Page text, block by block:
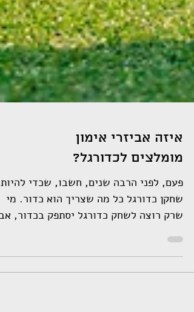
איזה אביזרי אימון
מומלצים לכדורגל?
פעם, לפני הרבה שנים, חשבו, שכדי להיות
שחקן כדורגל כל מה שצריך הוא כדור. מי
שרק רוצה לשחק כדורגל יסתפק בכדור,
מי שרוצה להיות שחקן...